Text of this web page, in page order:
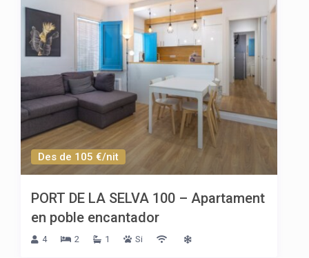
Des de 105 €/nit
PORT DE LA SELVA 100 – Apartament
en poble encantador
4 2 1 Si